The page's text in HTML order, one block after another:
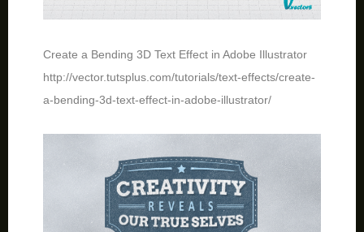
Create a Bending 3D Text Effect in Adobe Illustrator
http://vector.tutsplus.com/tutorials/text-effects/create-
a-bending-3d-text-effect-in-adobe-illustrator/